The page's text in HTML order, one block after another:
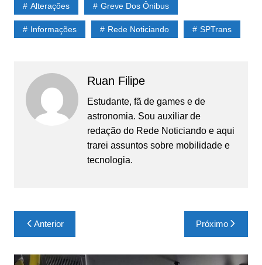
Alterações Greve Dos Ônibus
Informações Rede Noticiando SPTrans
Ruan Filipe
Estudante, fã de games e de
astronomia. Sou auxiliar de
redação do Rede Noticiando e aqui
trarei assuntos sobre mobilidade e
tecnologia.
Navegação
de
Post
Anterior Próximo